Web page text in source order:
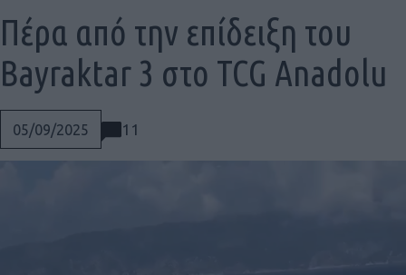
05/09/2025 11
Πέρα από την επίδειξη του
Bayraktar 3 στο TCG Anadolu